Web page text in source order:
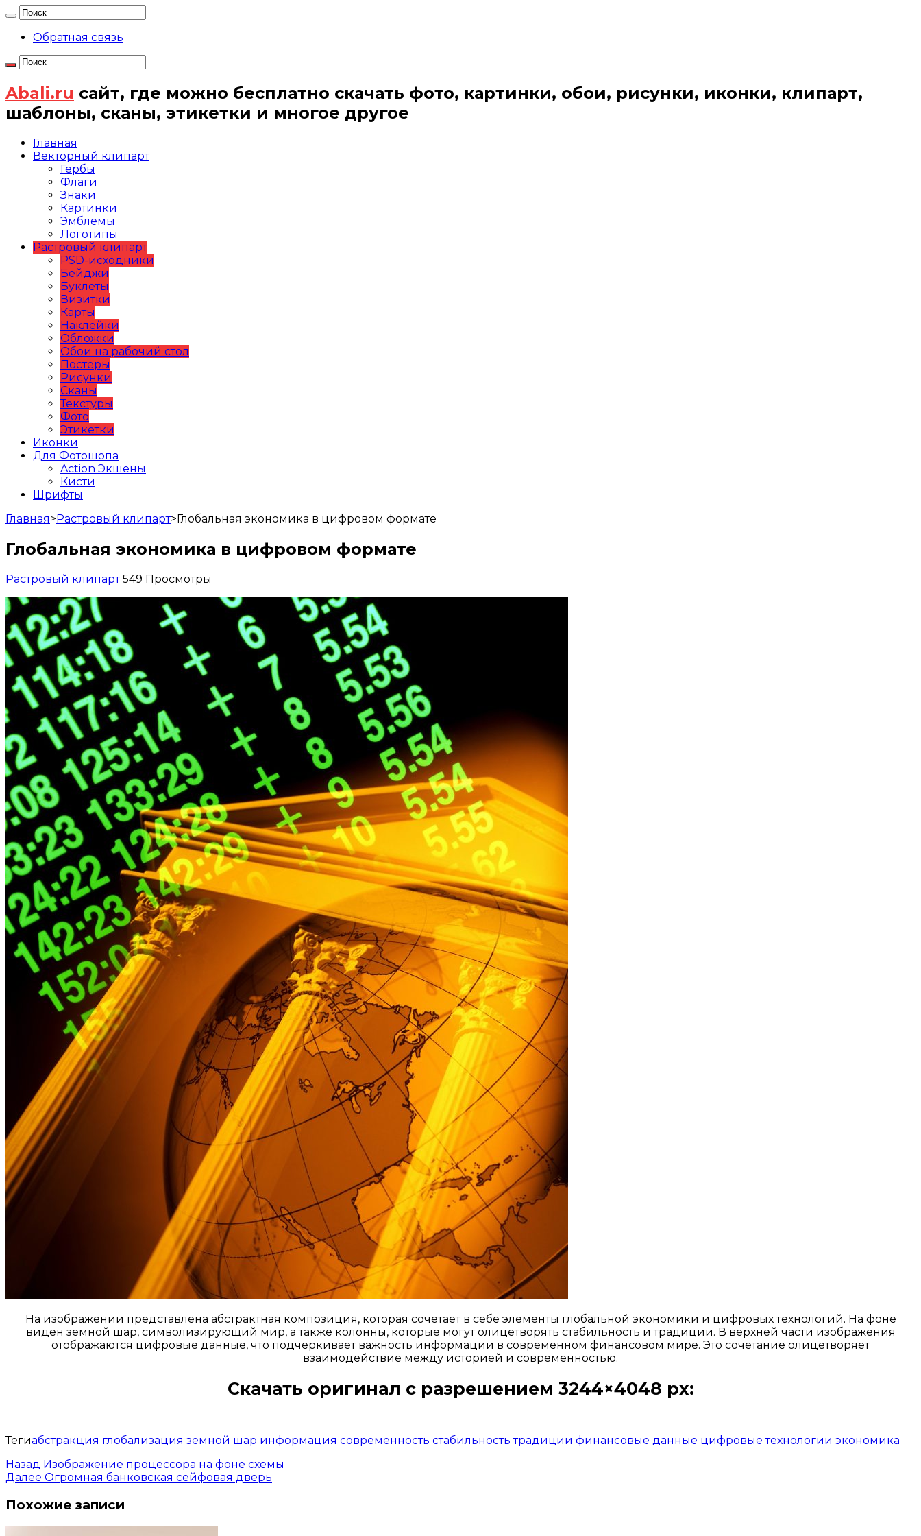
Обратная связь
Abali.ru сайт, где можно бесплатно скачать фото, картинки, обои, рисунки, иконки, клипарт,
шаблоны, сканы, этикетки и многое другое
Главная
Векторный клипарт
Гербы
Флаги
Знаки
Картинки
Эмблемы
Логотипы
Растровый клипарт
PSD-исходники
Бейджи
Буклеты
Визитки
Карты
Наклейки
Обложки
Обои на рабочий стол
Постеры
Рисунки
Сканы
Текстуры
Фото
Этикетки
Иконки
Для Фотошопа
Action Экшены
Кисти
Шрифты
Главная>Растровый клипарт>Глобальная экономика в цифровом формате
Глобальная экономика в цифровом формате
Растровый клипарт 549 Просмотры
На изображении представлена абстрактная композиция, которая сочетает в себе элементы глобальной экономики и цифровых технологий. На фоне
виден земной шар, символизирующий мир, а также колонны, которые могут олицетворять стабильность и традиции. В верхней части изображения
отображаются цифровые данные, что подчеркивает важность информации в современном финансовом мире. Это сочетание олицетворяет
взаимодействие между историей и современностью.
Скачать оригинал с разрешением 3244×4048 px:
Тегиабстракция глобализация земной шар информация современность стабильность традиции финансовые данные цифровые технологии экономика
Назад Изображение процессора на фоне схемы
Далее Огромная банковская сейфовая дверь
Похожие записи